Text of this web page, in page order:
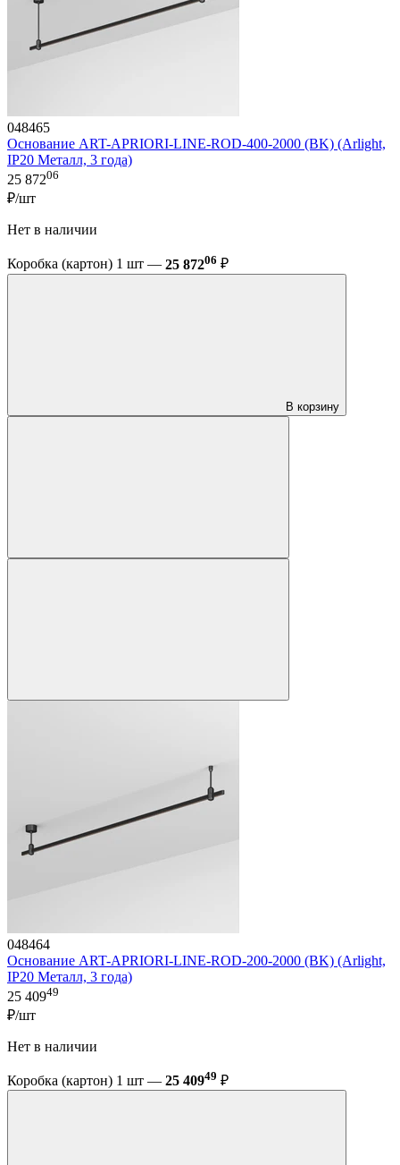
048465
Основание ART-APRIORI-LINE-ROD-400-2000 (BK) (Arlight,
IP20 Металл, 3 года)
25 87206
₽/шт
Нет в наличии
Коробка (картон) 1 шт — 25 87206 ₽
В корзину
048464
Основание ART-APRIORI-LINE-ROD-200-2000 (BK) (Arlight,
IP20 Металл, 3 года)
25 40949
₽/шт
Нет в наличии
Коробка (картон) 1 шт — 25 40949 ₽